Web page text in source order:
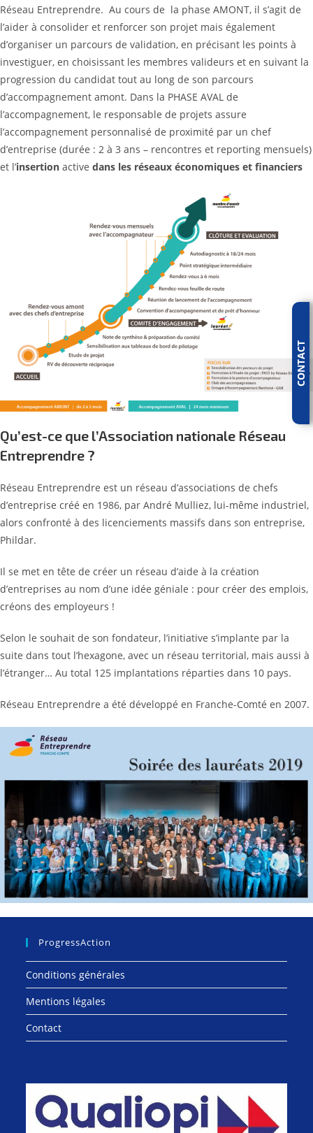
Réseau Entreprendre. Au cours de la phase AMONT, il s’agit de
l’aider à consolider et renforcer son projet mais également
d’organiser un parcours de validation, en précisant les points à
investiguer, en choisissant les membres valideurs et en suivant la
progression du candidat tout au long de son parcours
d’accompagnement amont. Dans la PHASE AVAL de
l’accompagnement, le responsable de projets assure
l’accompagnement personnalisé de proximité par un chef
d’entreprise (durée : 2 à 3 ans – rencontres et reporting mensuels)
et l’insertion active dans les réseaux économiques et financiers
Qu’est-ce que l’Association nationale Réseau
Entreprendre ?
Réseau Entreprendre est un réseau d’associations de chefs
d’entreprise créé en 1986, par André Mulliez, lui-même industriel,
alors confronté à des licenciements massifs dans son entreprise,
Phildar.
Il se met en tête de créer un réseau d’aide à la création
d’entreprises au nom d’une idée géniale : pour créer des emplois,
créons des employeurs !
Selon le souhait de son fondateur, l’initiative s’implante par la
suite dans tout l’hexagone, avec un réseau territorial, mais aussi à
l’étranger… Au total 125 implantations réparties dans 10 pays.
Réseau Entreprendre a été développé en Franche-Comté en 2007.
ProgressAction
Conditions générales
Mentions légales
Contact
CONTACT